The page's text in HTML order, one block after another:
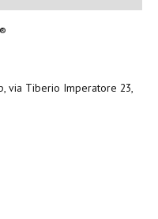
via Tiberio Imperatore 23,